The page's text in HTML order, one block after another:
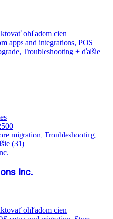
ohľadom cien
apps and integrations, POS
Troubleshooting + ďalšie
migration, Troubleshooting,
(31)
Inc.
ohľadom cien